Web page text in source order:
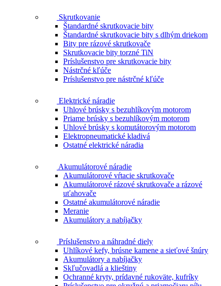
Skrutkovanie
Štandardné skrutkovacie bity
Štandardné skrutkovacie bity s dlhým driekom
Bity pre rázové skrutkovače
Skrutkovacie bity torzné TiN
Príslušenstvo pre skrutkovacie bity
Nástrčné kľúče
Príslušenstvo pre nástrčné kľúče
Elektrické náradie
Uhlové brúsky s bezuhlíkovým motorom
Priame brúsky s bezuhlíkovým motorom
Uhlové brúsky s komutátorovým motorom
Elektropneumatické kladivá
Ostatné elektrické náradia
Akumulátorové náradie
Akumulátorové vŕtacie skrutkovače
Akumulátorové rázové skrutkovače a rázové
uťahovače
Ostatné akumulátorové náradie
Meranie
Akumulátory a nabíjačky
Príslušenstvo a náhradné diely
Uhlíkové kefy, brúsne kamene a sieťové šnúry
Akumulátory a nabíjačky
Skľučovadlá a klieštiny
Ochranné kryty, prídavné rukoväte, kufríky